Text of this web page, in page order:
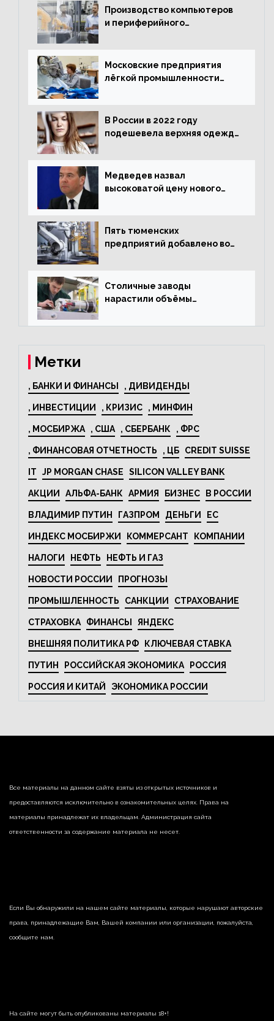
промышленности
Производство компьютеров
и периферийного
Московские предприятия
лёгкой промышленности
В России в 2022 году
подешевела верхняя одежда
Медведев назвал
высоковатой цену нового
Пять тюменских
предприятий добавлено во
туризма
Столичные заводы
нарастили объёмы
электрооборудования на
Метки
, БАНКИ И ФИНАНСЫ , ДИВИДЕНДЫ
, ИНВЕСТИЦИИ , КРИЗИС , МИНФИН
, МОСБИРЖА , США , СБЕРБАНК , ФРС
, ФИНАНСОВАЯ ОТЧЕТНОСТЬ , ЦБ CREDIT SUISSE
IT JP MORGAN CHASE SILICON VALLEY BANK
АКЦИИ АЛЬФА-БАНК АРМИЯ БИЗНЕС В РОССИИ
ВЛАДИМИР ПУТИН ГАЗПРОМ ДЕНЬГИ ЕС
ИНДЕКС МОСБИРЖИ КОММЕРСАНТ КОМПАНИИ
НАЛОГИ НЕФТЬ НЕФТЬ И ГАЗ
НОВОСТИ РОССИИ ПРОГНОЗЫ
ПРОМЫШЛЕННОСТЬ САНКЦИИ СТРАХОВАНИЕ
СТРАХОВКА ФИНАНСЫ ЯНДЕКС
ВНЕШНЯЯ ПОЛИТИКА РФ КЛЮЧЕВАЯ СТАВКА
ПУТИН РОССИЙСКАЯ ЭКОНОМИКА РОССИЯ
РОССИЯ И КИТАЙ ЭКОНОМИКА РОССИИ
Все материалы на данном сайте взяты из открытых источников и
предоставляются исключительно в ознакомительных целях. Права на
материалы принадлежат их владельцам. Администрация сайта
ответственности за содержание материала не несет.
Если Вы обнаружили на нашем сайте материалы, которые нарушают авторские
права, принадлежащие Вам, Вашей компании или организации, пожалуйста,
сообщите нам.
На сайте могут быть опубликованы материалы 18+!